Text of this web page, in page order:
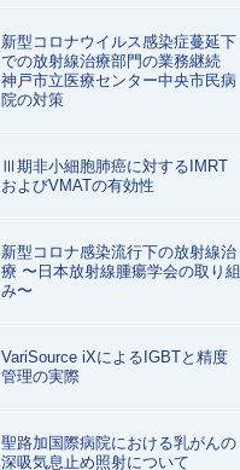
新型コロナウイルス感染症蔓延下
での放射線治療部門の業務継続
神戸市立医療センター中央市民病
院の対策
Ⅲ期非小細胞肺癌に対するIMRT
およびVMATの有効性
新型コロナ感染流行下の放射線治
療 〜日本放射線腫瘍学会の取り組
み〜
VariSource iXによるIGBTと精度
管理の実際
聖路加国際病院における乳がんの
深吸気息止め照射について